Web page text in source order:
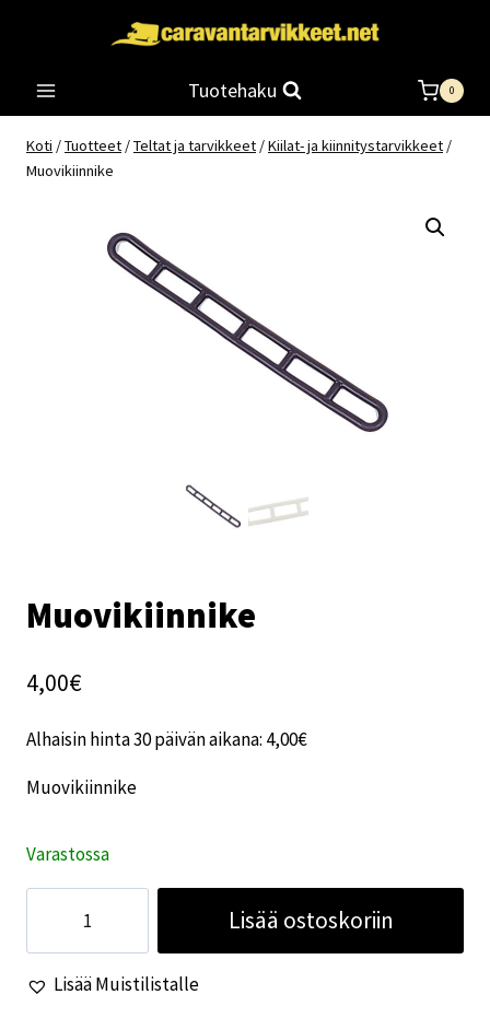
Tuotehaku 0
Koti /Tuotteet /Teltat ja tarvikkeet /Kiilat- ja kiinnitystarvikkeet /
Muovikiinnike
Muovikiinnike
4,00€
Alhaisin hinta 30 päivän aikana: 4,00€
Muovikiinnike
Varastossa
Lisää ostoskoriin
Lisää Muistilistalle